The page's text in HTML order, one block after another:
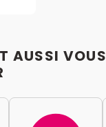
AUSSI VOUS